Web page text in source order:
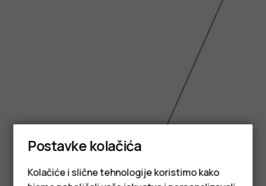
Postavke kolačića
Kolačiće i slične tehnologije koristimo kako